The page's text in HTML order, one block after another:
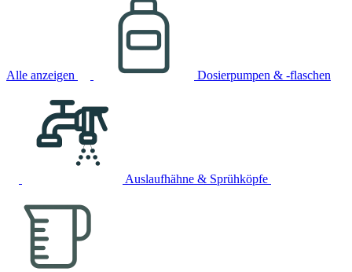
Alle anzeigen Dosierpumpen & -flaschen
Auslaufhähne & Sprühköpfe